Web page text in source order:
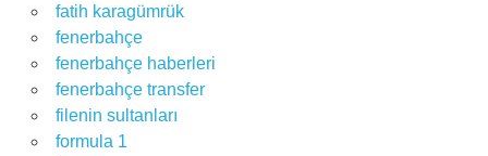
fatih karagümrük
fenerbahçe
fenerbahçe haberleri
fenerbahçe transfer
filenin sultanları
formula 1